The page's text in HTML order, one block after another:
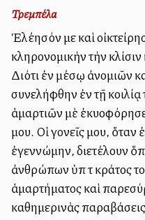
Τρεμπέλα
Ἐλέησόν με καὶ
κληρονομικὴν τὴν
Διότι ἐν μέσῳ ἀνομιῶν
συνελήφθην ἐν τῇ
ἁμαρτιῶν μὲ
μου. Οἱ γονεῖς μου,
ἐγεννώμην, διετέλουν
ἀνθρώπων ὑπὸ τὸ κράτος
ἁμαρτήματος καὶ
καθημερινὰς